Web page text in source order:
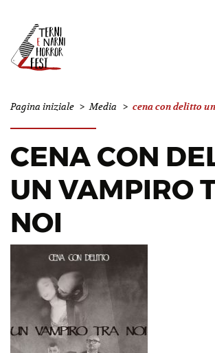
Pagina iniziale > Media > cena con delitto
CENA CON
UN VAMPIRO
NOI